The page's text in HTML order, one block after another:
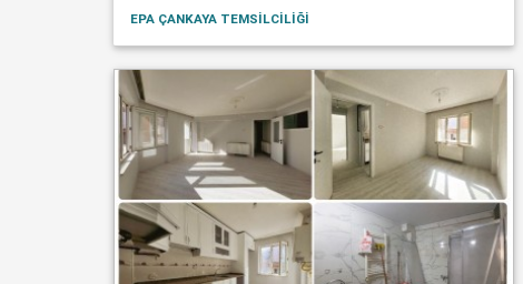
EPA ÇANKAYA TEMSİLCİLİĞİ